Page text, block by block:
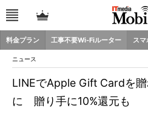
料金プラン 工事不要Wi-Fiルーター スマ
ニュース
LINEでApple Gift Cardを贈
に 贈り手に10%還元も